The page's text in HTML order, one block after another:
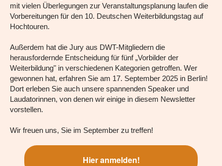
mit vielen Überlegungen zur Veranstaltungsplanung laufen die
Vorbereitungen für den 10. Deutschen Weiterbildungstag auf
Hochtouren.
Außerdem hat die Jury aus DWT-Mitgliedern die
herausfordernde Entscheidung für fünf „Vorbilder der
Weiterbildung" in verschiedenen Kategorien getroffen. Wer
gewonnen hat, erfahren Sie am 17. September 2025 in Berlin!
Dort erleben Sie auch unsere spannenden Speaker und
Laudatorinnen, von denen wir einige in diesem Newsletter
vorstellen.
Wir freuen uns, Sie im September zu treffen!
Hier anmelden!